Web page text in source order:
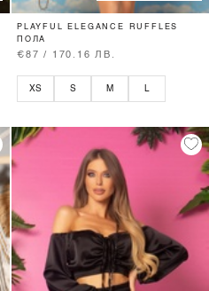
PLAYFUL ELEGANCE RUFFLES
ПОЛА
€87 / 170.16 ЛВ.
XS S M